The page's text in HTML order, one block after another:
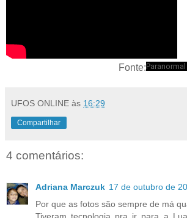
Fonte:
UFOS ONLINE às 16:29
Compartilhar
4 comentários:
Adriana Marczuk 17 de outubro de
Por que as fotos são sempre de má